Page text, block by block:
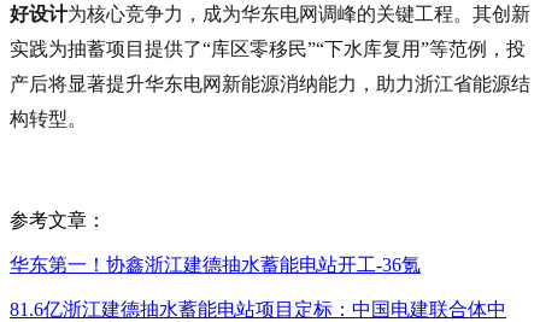
好设计为核心竞争力，成为华东电网调峰的关键工程。其创新
实践为抽蓄项目提供了“库区零移民”“下水库复用”等范例，投
产后将显著提升华东电网新能源消纳能力，助力浙江省能源结
构转型。
参考文章：
华东第一！协鑫浙江建德抽水蓄能电站开工-36氪
81.6亿浙江建德抽水蓄能电站项目定标：中国电建联合体中